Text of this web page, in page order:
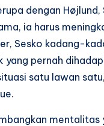
dengan
ia harus
Sesko kadang-
yang pernah
satu lawan